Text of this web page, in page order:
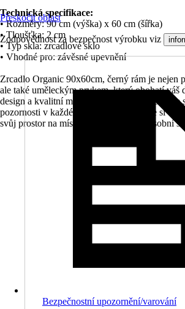
Technická specifikace:
• Rozměry: 90 cm (výška) x 60 cm (šířka)
• Tloušťka: 2 cm
• Typ skla: zrcadlové sklo
• Vhodné pro: závěsné upevnění
Zrcadlo Organic 90x60cm, černý rám je nejen
ale také uměleckým prvkem, který obohatí váš
design a kvalitní materiály zaručují, že se stane
pozornosti v každé místnosti. Objednejte si
svůj prostor na místo, které odráží váš osobní
Přeskočit oblast
Zodpovědnost za bezpečnost výrobku viz
Bezpečnostní upozornění/varování